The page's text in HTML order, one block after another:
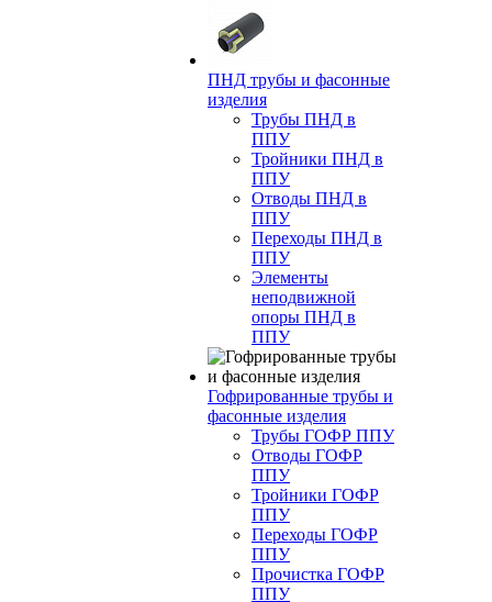
ПНД трубы и фасонные
изделия
Трубы ПНД в
ППУ
Тройники ПНД в
ППУ
Отводы ПНД в
ППУ
Переходы ПНД в
ППУ
Элементы
неподвижной
опоры ПНД в
ППУ
Гофрированные трубы и
фасонные изделия
Трубы ГОФР ППУ
Отводы ГОФР
ППУ
Тройники ГОФР
ППУ
Переходы ГОФР
ППУ
Прочистка ГОФР
ППУ